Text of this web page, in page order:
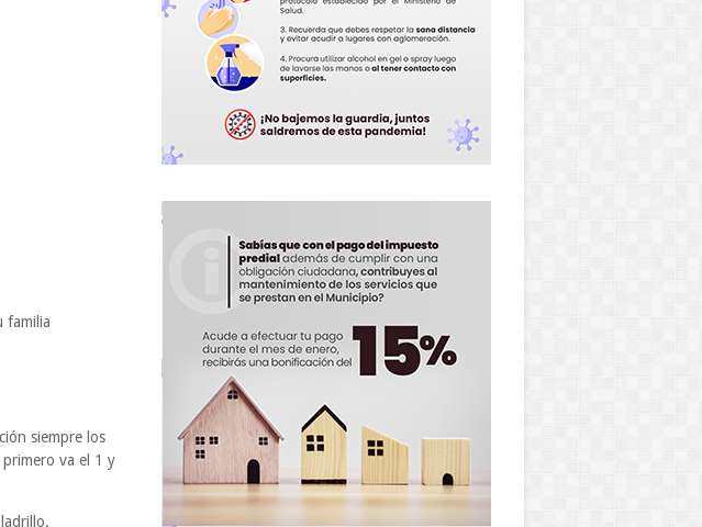
familia
siempre los
va el 1 y